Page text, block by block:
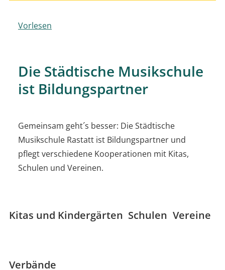
Vorlesen
Die Städtische Musikschule
ist Bildungspartner
Gemeinsam geht´s besser: Die Städtische
Musikschule Rastatt ist Bildungspartner und
pflegt verschiedene Kooperationen mit Kitas,
Schulen und Vereinen.
Kitas und Kindergärten Schulen Vereine
Verbände